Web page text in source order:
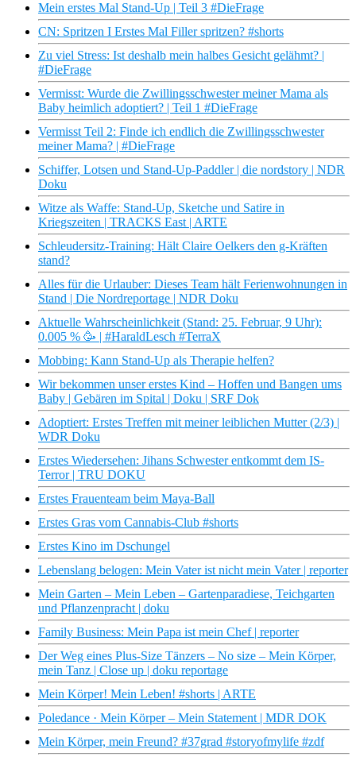
Mein erstes Mal Stand-Up | Teil 3 #DieFrage
CN: Spritzen I Erstes Mal Filler spritzen? #shorts
Zu viel Stress: Ist deshalb mein halbes Gesicht gelähmt? |
#DieFrage
Vermisst: Wurde die Zwillingsschwester meiner Mama als
Baby heimlich adoptiert? | Teil 1 #DieFrage
Vermisst Teil 2: Finde ich endlich die Zwillingsschwester
meiner Mama? | #DieFrage
Schiffer, Lotsen und Stand-Up-Paddler | die nordstory | NDR
Doku
Witze als Waffe: Stand-Up, Sketche und Satire in
Kriegszeiten | TRACKS East | ARTE
Schleudersitz-Training: Hält Claire Oelkers den g-Kräften
stand?
Alles für die Urlauber: Dieses Team hält Ferienwohnungen in
Stand | Die Nordreportage | NDR Doku
Aktuelle Wahrscheinlichkeit (Stand: 25. Februar, 9 Uhr):
0.005 % 🥳 | #HaraldLesch #TerraX
Mobbing: Kann Stand-Up als Therapie helfen?
Wir bekommen unser erstes Kind – Hoffen und Bangen ums
Baby | Gebären im Spital | Doku | SRF Dok
Adoptiert: Erstes Treffen mit meiner leiblichen Mutter (2/3) |
WDR Doku
Erstes Wiedersehen: Jihans Schwester entkommt dem IS-
Terror | TRU DOKU
Erstes Frauenteam beim Maya-Ball
Erstes Gras vom Cannabis-Club #shorts
Erstes Kino im Dschungel
Lebenslang belogen: Mein Vater ist nicht mein Vater | reporter
Mein Garten – Mein Leben – Gartenparadiese, Teichgarten
und Pflanzenpracht | doku
Family Business: Mein Papa ist mein Chef | reporter
Der Weg eines Plus-Size Tänzers – No size – Mein Körper,
mein Tanz | Close up | doku reportage
Mein Körper! Mein Leben! #shorts | ARTE
Poledance · Mein Körper – Mein Statement | MDR DOK
Mein Körper, mein Freund? #37grad #storyofmylife #zdf